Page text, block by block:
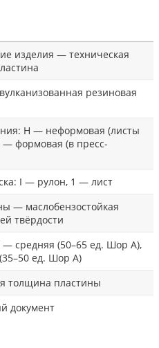
изделия — техническая
резиновая
Н — неформовая (листы
формовая (в пресс-
I — рулон, 1 — лист
— маслобензостойкая
твёрдости
— средняя (50–65 ед. Шор А),
ед. Шор А)
толщина пластины
документ